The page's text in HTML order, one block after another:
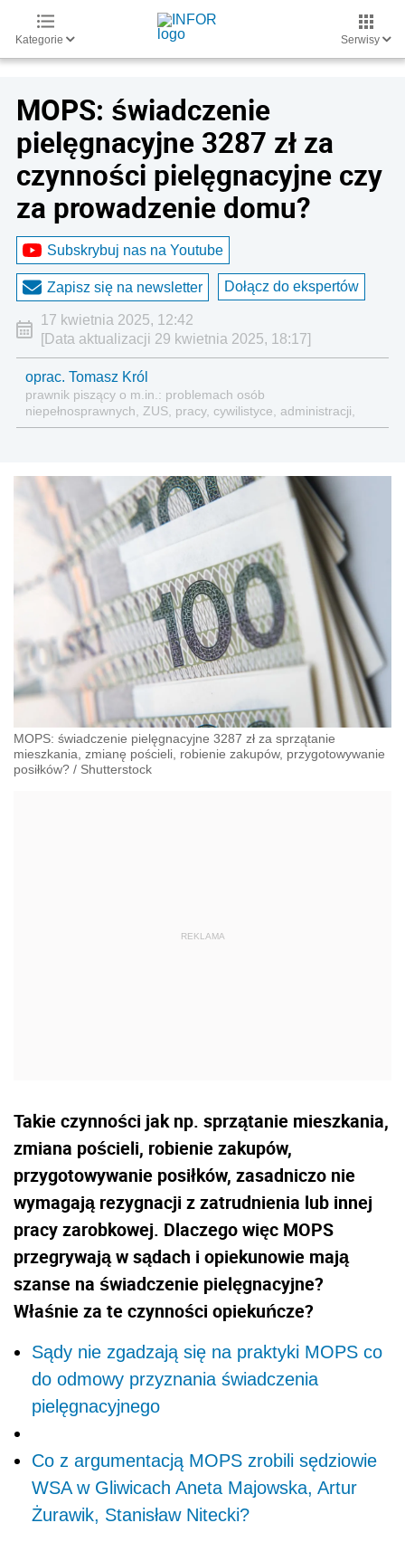
Kategorie Serwisy
MOPS: świadczenie
pielęgnacyjne 3287 zł za
czynności pielęgnacyjne czy
za prowadzenie domu?
Subskrybuj nas na Youtube
Zapisz się na newsletter Dołącz do ekspertów
17 kwietnia 2025, 12:42
[Data aktualizacji 29 kwietnia 2025, 18:17]
oprac. Tomasz Król
prawnik piszący o m.in.: problemach osób
niepełnosprawnych, ZUS, pracy, cywilistyce, administracji,
przedsiębiorcach, podatkach
MOPS: świadczenie pielęgnacyjne 3287 zł za sprzątanie
mieszkania, zmianę pościeli, robienie zakupów, przygotowywanie
posiłków? / Shutterstock
Takie czynności jak np. sprzątanie mieszkania,
zmiana pościeli, robienie zakupów,
przygotowywanie posiłków, zasadniczo nie
wymagają rezygnacji z zatrudnienia lub innej
pracy zarobkowej. Dlaczego więc MOPS
przegrywają w sądach i opiekunowie mają
szanse na świadczenie pielęgnacyjne?
Właśnie za te czynności opiekuńcze?
Sądy nie zgadzają się na praktyki MOPS co
do odmowy przyznania świadczenia
pielęgnacyjnego
Co z argumentacją MOPS zrobili sędziowie
WSA w Gliwicach Aneta Majowska, Artur
Żurawik, Stanisław Nitecki?